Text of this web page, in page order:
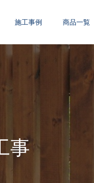
施工事例 商品一覧
事例